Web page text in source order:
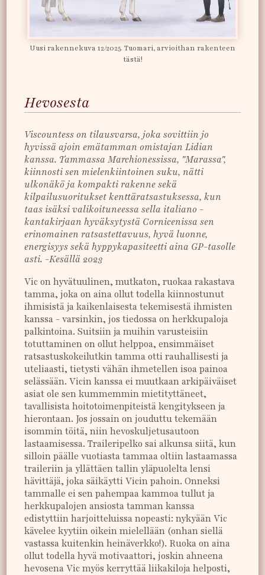
Uusi rakennekuva 12/2025. Tuomari, arvioithan rakenteen
tästä!
Hevosesta
Viscountess on tilausvarsa, joka sovittiin jo
hyvissä ajoin emätamman omistajan Lidian
kanssa. Tammassa Marchionessissa, "Marassa",
kiinnosti sen mielenkiintoinen suku, nätti
ulkonäkö ja kompakti rakenne sekä
kilpailusuoritukset kenttäratsastuksessa, kun
taas isäksi valikoituneessa sella italiano -
kantakirjaan hyväksytystä Cornicenissa sen
erinomainen ratsastettavuus, hyvä luonne,
energisyys sekä hyppykapasiteetti aina GP-tasolle
asti. -Kesällä 2023
Vic on hyvätuulinen, mutkaton, ruokaa rakastava
tamma, joka on aina ollut todella kiinnostunut
ihmisistä ja kaikenlaisesta tekemisestä ihmisten
kanssa - varsinkin, jos tiedossa on herkkupaloja
palkintoina. Suitsiin ja muihin varusteisiin
totuttaminen on ollut helppoa, ensimmäiset
ratsastuskokeilutkin tamma otti rauhallisesti ja
uteliaasti, tietysti vähän ihmetellen isoa painoa
selässään. Vicin kanssa ei muutkaan arkipäiväiset
asiat ole sen kummemmin mietityttäneet,
tavallisista hoitotoimenpiteistä kengitykseen ja
hierontaan. Jos jossain on jouduttu tekemään
isommin töitä, niin hevoskuljetusautoon
lastaamisessa. Traileripelko sai alkunsa siitä, kun
silloin päälle vuotiasta tammaa oltiin lastaamassa
traileriin ja yllättäen tallin yläpuolelta lensi
hävittäjä, joka säikäytti Vicin pahoin. Onneksi
tammalle ei sen pahempaa kammoa tullut ja
herkkupalojen ansiosta tamman kanssa
edistyttiin harjoitteluissa nopeasti: nykyään Vic
kävelee kyytiin oikein mielellään (onhan siellä
vastassa kuitenkin heinäverkko!). Ruoka on aina
ollut todella hyvä motivaattori, joskin ahneena
hevosena Vic myös kerryttää liikakiloja helposti,